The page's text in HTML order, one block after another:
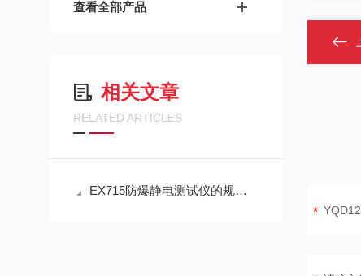
查看全部产品
相关文章
RELATED ARTICLES
EX715防爆静电测试仪的规范定期维护保养方法分享